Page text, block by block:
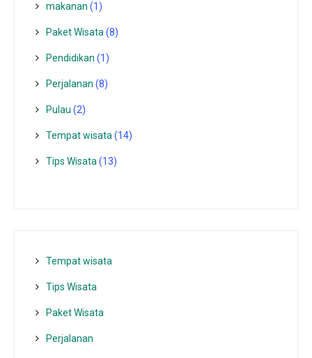
makanan (1)
Paket Wisata(8)
Pendidikan (1)
Perjalanan (8)
Pulau (2)
Tempat wisata‎(14)
Tips Wisata(13)
Tempat wisata‎
Tips Wisata
Paket Wisata
Perjalanan